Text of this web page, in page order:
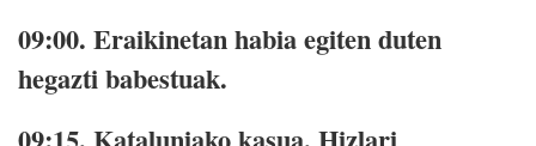
09:00. Eraikinetan habia egiten duten
hegazti babestuak.